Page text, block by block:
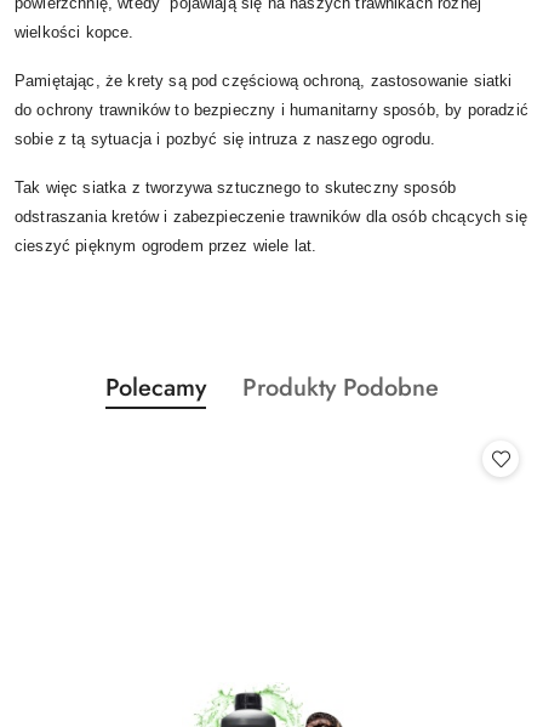
wielkości kopce.
Pamiętając, że krety są pod częściową ochroną, zastosowanie siatki
do ochrony trawników to bezpieczny i humanitarny sposób, by poradzić
sobie z tą sytuacja i pozbyć się intruza z naszego ogrodu.
Tak więc siatka z tworzywa sztucznego to skuteczny sposób
odstraszania kretów i zabezpieczenie trawników dla osób chcących się
cieszyć pięknym ogrodem przez wiele lat.
Pomiń karuzelę produktów
Produkty
o
Polecamy
Produkty
Produkty Podobne